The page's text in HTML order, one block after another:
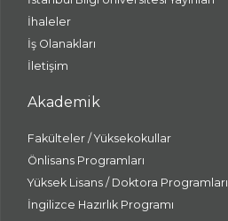
İhaleler
İş Olanakları
İletişim
Akademik
Fakülteler / Yüksekokullar
Önlisans Programları
Yüksek Lisans / Doktora Programları
İngilizce Hazırlık Programı